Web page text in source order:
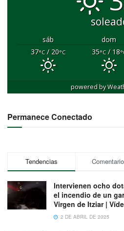
sáb dom
37°C/ 20°C 35°C/ 18
powered by
Permanece Conectado
Tendencias
Intervienen ocho
el incendio de un
Virgen de Itziar |
2 DE ABRIL DE 2025